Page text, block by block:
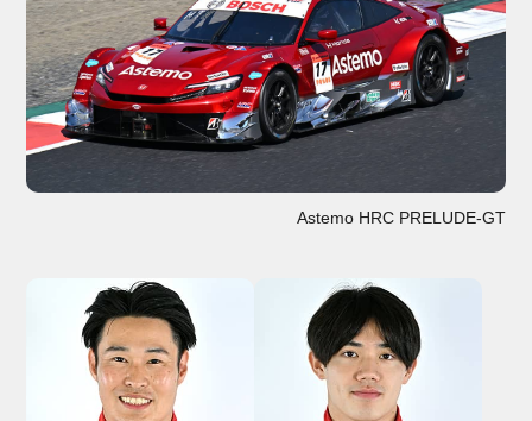
Astemo HRC PRELUDE-GT